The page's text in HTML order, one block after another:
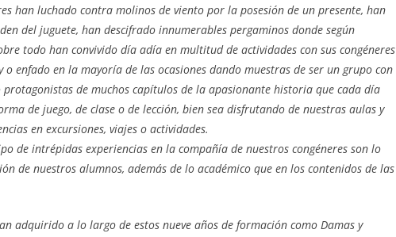
han luchado contra molinos de viento por la posesión de un presente, han
del juguete, han descifrado innumerables pergaminos donde según
todo han convivido día adía en multitud de actividades con sus congéneres
enfado en la mayoría de las ocasiones dando muestras de ser un grupo con
de muchos capítulos de la apasionante historia que cada día
de juego, de clase o de lección, bien sea disfrutando de nuestras aulas y
en excursiones, viajes o actividades.
de intrépidas experiencias en la compañía de nuestros congéneres son lo
de nuestros alumnos, además de lo académico que en los contenidos de las
adquirido a lo largo de estos nueve años de formación como Damas y